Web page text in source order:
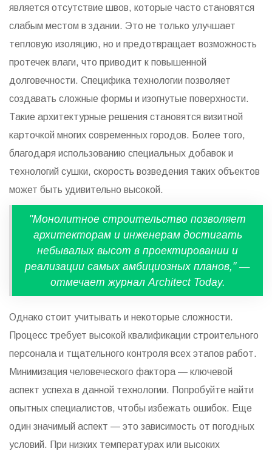
является отсутствие швов, которые часто становятся
слабым местом в здании. Это не только улучшает
тепловую изоляцию, но и предотвращает возможность
протечек влаги, что приводит к повышенной
долговечности. Специфика технологии позволяет
создавать сложные формы и изогнутые поверхности.
Такие архитектурные решения становятся визитной
карточкой многих современных городов. Более того,
благодаря использованию специальных добавок и
технологий сушки, скорость возведения таких объектов
может быть удивительно высокой.
"Монолитное строительство позволяет
архитекторам и инженерам достигать
небывалых высот в проектировании и
реализации самых амбициозных планов," —
отмечает журнал Architect Today.
Однако стоит учитывать и некоторые сложности.
Процесс требует высокой квалификации строительного
персонала и тщательного контроля всех этапов работ.
Минимизация человеческого фактора — ключевой
аспект успеха в данной технологии. Попробуйте найти
опытных специалистов, чтобы избежать ошибок. Еще
один значимый аспект — это зависимость от погодных
условий. При низких температурах или высоких